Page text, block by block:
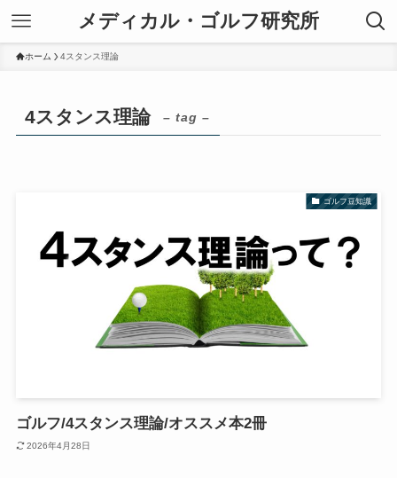
メディカル・ゴルフ研究所
ホーム 4スタンス理論
4スタンス理論 – tag –
ゴルフ豆知識
ゴルフ/4スタンス理論/オススメ本2冊
2026年4月28日